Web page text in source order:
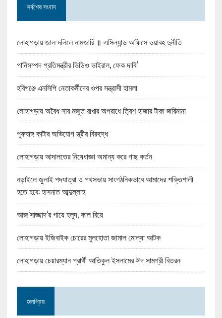
সর্বশেষ সংবাদ
লোহাগড়ায় জাল দলিলে নামজারি ॥ এসিল্যান্ড অফিসে ভয়াবহ দুর্নীতি
পানিসম্পদ প্রতিমন্ত্রীর ভিডিও ভাইরাল, ফেক দাবি’
হবিগঞ্জে এনসিপি নেতাকর্মীদের ওপর সন্ত্রাসী হামলা
লোহাগড়ায় অবৈধ সার মজুত রাখার অপরাধে ত্রিশ হাজার টাকা জরিমানা
পুরুষাঙ্গ কাটার অভিযোগ স্ত্রীর বিরুদ্ধে
লোহাগড়ায় আদালতের নিষেধাজ্ঞা অমান্য করে গাছ কর্তন
নড়াইলে জুলাই পদযাত্রা ও পথসভায় সাংগঠনিকভাবে আমাদের শক্তিশালী
হতে হবে: হাসনাত আব্দুল্লাহ
আজ‘সাজ্জাদ’র গায়ে হলুদ, কাল বিয়ে
লোহাগড়ায় ইজিবাইক চোরের মুলহোতা জামাল মোল্যা আটক
লোহাগড়ায় চেয়ারম্যান প্রার্থী আতিকুল ইসলামের ঈদ সামগ্রী বিতরন
জনপ্রিয়